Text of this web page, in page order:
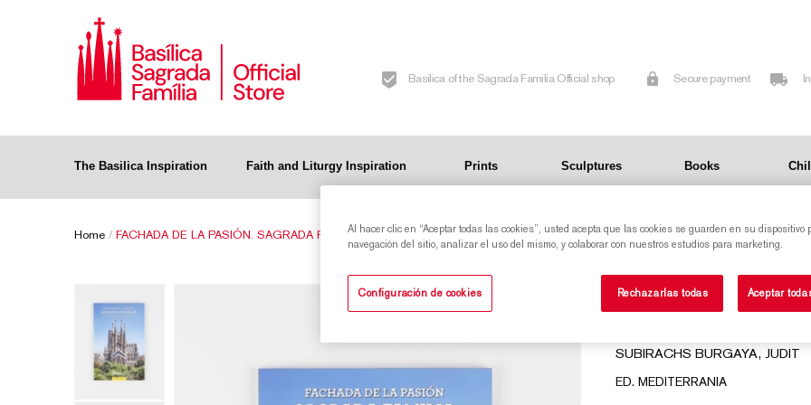
Basilica of the Sagrada Familia Official shop Secure payment
The Basilica Inspiration Faith and Liturgy Inspiration Prints Sculptures Books
Home / FACHADA DE LA PASIÓN. SAGRADA FAMILIA
FACHADA DE
SUBIRACHS BURGAYA, JUDIT
ED. MEDITERRANIA
Al hacer clic en “Aceptar todas las cookies”, usted acepta que las cookies se guarden en su dispositivo
navegación del sitio, analizar el uso del mismo, y colaborar con nuestros estudios para marketing.
Configuración de cookies Rechazarlas todas Aceptar